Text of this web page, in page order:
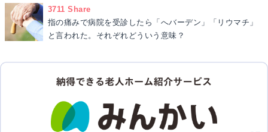
3711 Share
指の痛みで病院を受診したら「へバーデン」「リウマチ」
と言われた。それぞれどういう意味？